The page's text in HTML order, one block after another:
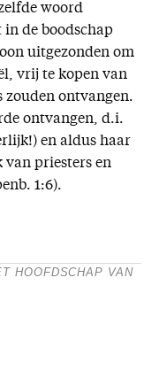
woord
in de boodschap
uitgezonden om
vrij te kopen van
zouden ontvangen.
ontvangen, d.i.
en aldus haar
van priesters en
1:6).
HOOFDSCHAP VAN